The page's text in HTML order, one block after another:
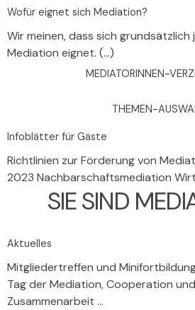
Wofür eignet sich Mediation?
Wir meinen, dass sich grundsätzlich
Mediation eignet. (...)
MEDIATORINNEN-
THEMEN-
Infoblätter für Gäste
Richtlinien zur Förderung von
2023 Nachbarschaftsmediation
SIE SIND
Aktuelles
Mitgliedertreffen und
Tag der Mediation, Cooperation
Zusammenarbeit ...